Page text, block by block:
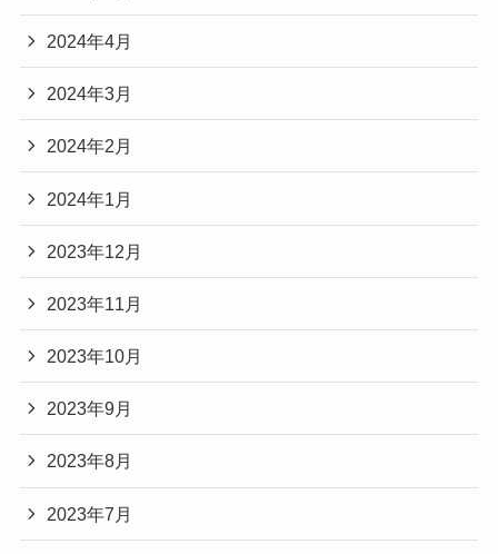
2024年4月
2024年3月
2024年2月
2024年1月
2023年12月
2023年11月
2023年10月
2023年9月
2023年8月
2023年7月